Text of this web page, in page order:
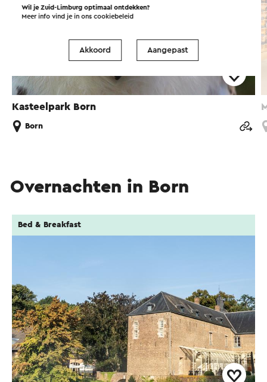
Kasteelpark Born
Born
Overnachten in Born
Bed & Breakfast
Wil je Zuid-Limburg optimaal ontdekken?
Meer info vind je in onscookiebeleid
Akkoord Aangepast